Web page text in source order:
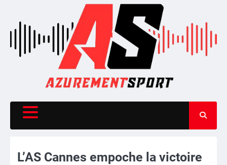
content
L’AS Cannes empoche la victoire